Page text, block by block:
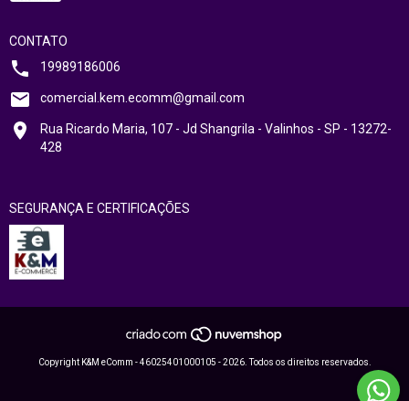
CONTATO
19989186006
comercial.kem.ecomm@gmail.com
Rua Ricardo Maria, 107 - Jd Shangrila - Valinhos - SP - 13272-
428
SEGURANÇA E CERTIFICAÇÕES
Copyright K&M eComm - 46025401000105 - 2026. Todos os direitos reservados.